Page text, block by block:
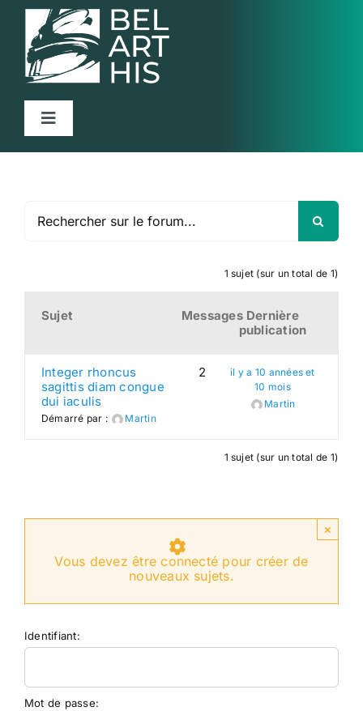
Skip
content
Toggle
Accueil
Ressources
Search
for:
1 sujet (sur un total de 1)
Sujet Messages Dernière
publication
Integer rhoncus
sagittis diam congue
dui iaculis
Démarré par : Martin
2
il y a 10 années et
10 mois
Martin
1 sujet (sur un total de 1)
×
Vous devez être connecté pour créer de
nouveaux sujets.
Identifiant:
Mot de passe: